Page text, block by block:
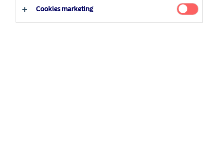
Français
Cookies marketing